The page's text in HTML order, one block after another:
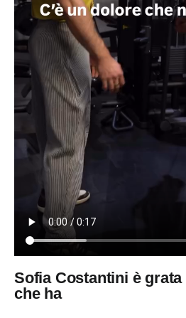
Sofia Costantini è
che ha